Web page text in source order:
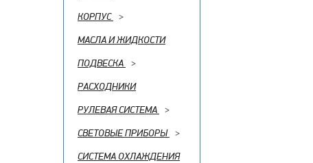
КОРПУС >
МАСЛА И ЖИДКОСТИ
ПОДВЕСКА
>
РАСХОДНИКИ
РУЛЕВАЯ СИСТЕМА
>
СВЕТОВЫЕ ПРИБОРЫ >
СИСТЕМА ОХЛАЖДЕНИЯ